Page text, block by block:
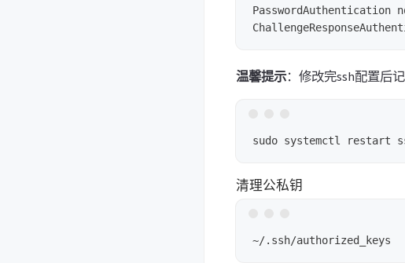
PasswordAuthentication
温馨提示：修改完ssh配置后
清理公私钥